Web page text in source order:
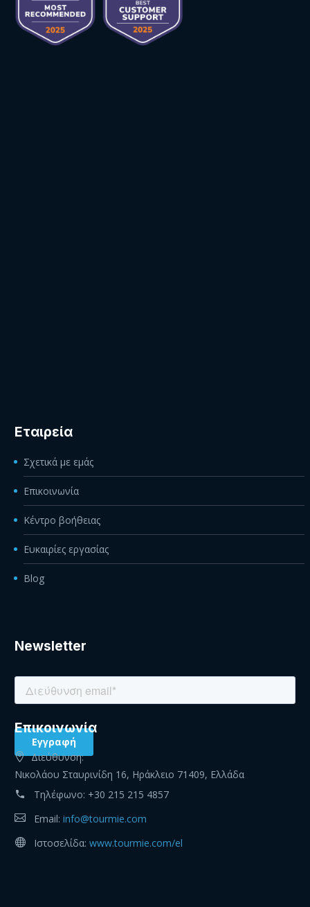
Εταιρεία
Σχετικά με εμάς
Επικοινωνία
Κέντρο βοήθειας
Ευκαιρίες εργασίας
Blog
Newsletter
Eπικοινωνία
Διεύθυνση:
Νικολάου Σταυρινίδη 16, Ηράκλειο 71409, Ελλάδα
Τηλέφωνο: +30 215 215 4857
Email: info@tourmie.com
Ιστοσελίδα: www.tourmie.com/el